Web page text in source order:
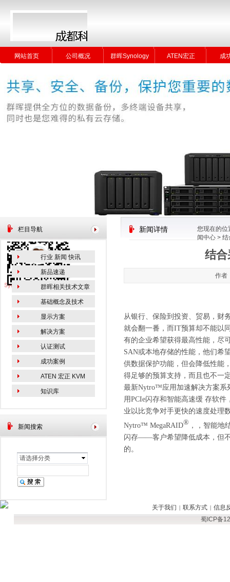
网站首页 公司概况 群晖Synology ATEN宏正 成
网站首页 公司概况 群晖Synology ATEN宏正 成
新闻详情
您现在的位
闻中心 > 结
新闻搜索
请选择分类
栏目导航
行业 新闻 快讯
新品速递
群晖相关技术文章
基础概念及技术
显示方案
解决方案
认证测试
成功案例
ATEN 宏正 KVM
知识库
结
作者
从银行、保险到投资、贸易，财
就会翻一番，而IT预算却不能以
有的企业希望获得最高性能，尽
SAN或本地存储的性能，他们希
供数据保护功能，但会降低性能
得足够的预算支持，而且也不一
最新Nytro™应用加速解决方案系
用PCIe闪存和智能高速缓 存软件
业以比竞争对手更快的速度处理
Nytro™ MegaRAID® ，，智能地
闪存——客户希望降低成本，但
的。
关于我们 | 联系方式 | 信息
蜀ICP备